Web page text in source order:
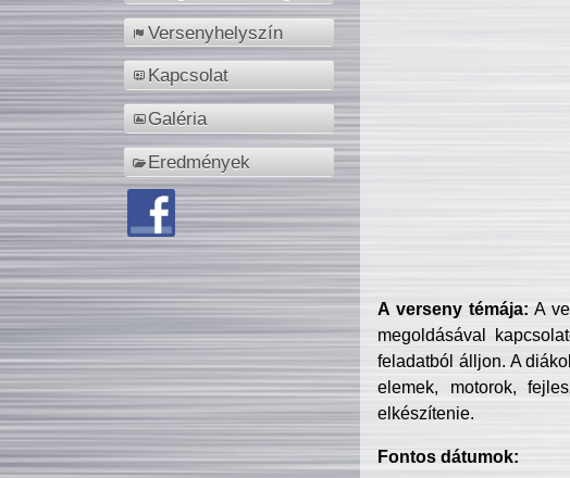
Versenyhelyszín
Kapcsolat
Galéria
Eredmények
A verseny témája: A
megoldásával
feladatból álljon. A
elemek, motorok,
elkészítenie.
Fontos dátumok: